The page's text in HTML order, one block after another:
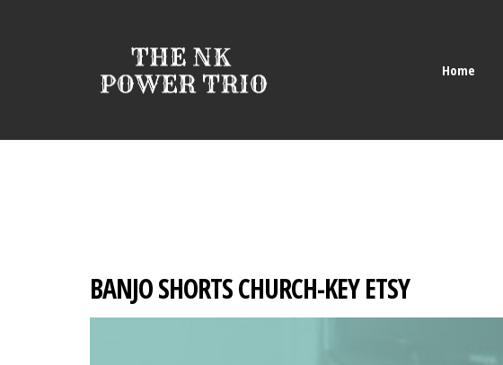
Home
BANJO SHORTS CHURCH-KEY ETSY